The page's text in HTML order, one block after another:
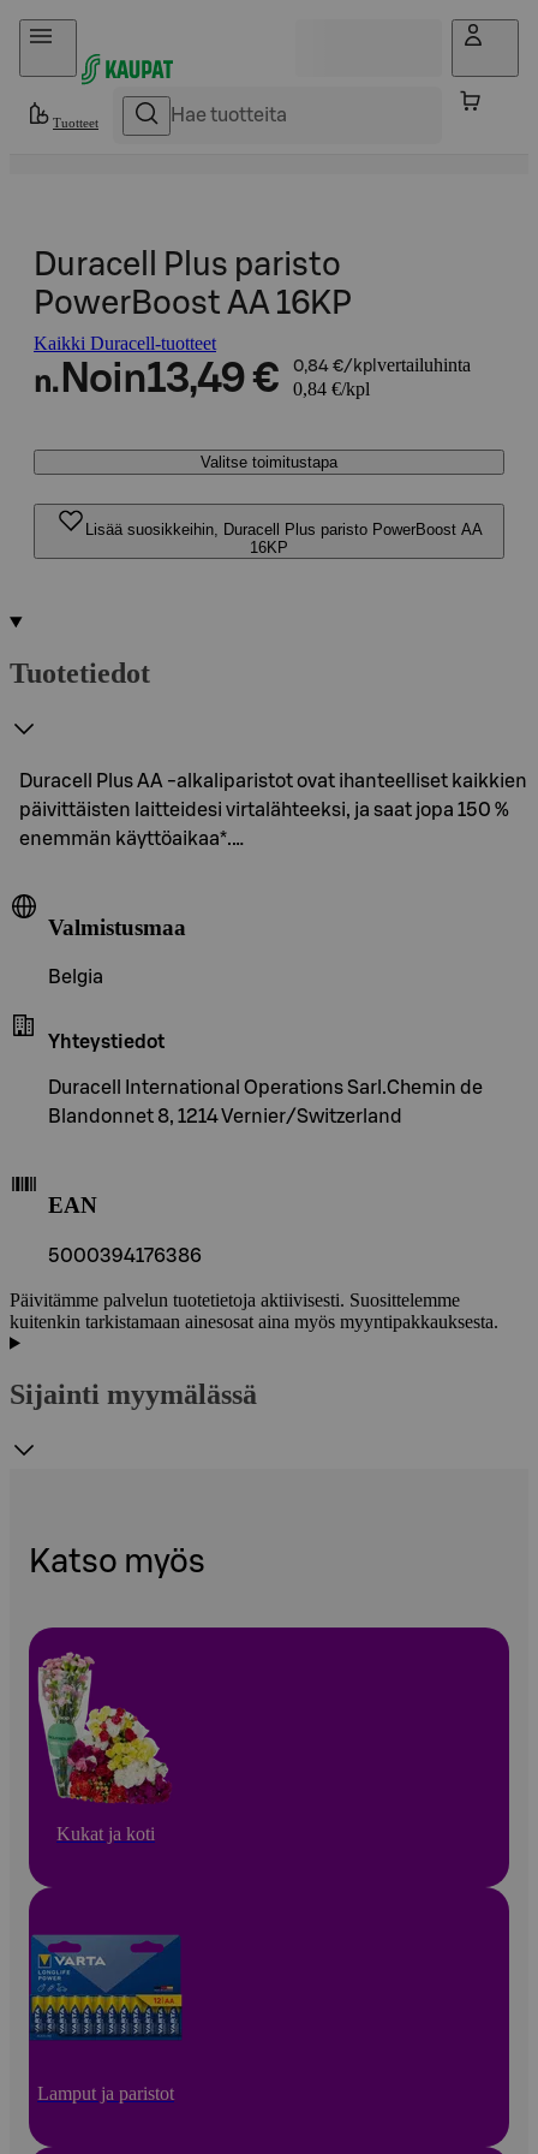
Hyppää sisältöön
Tuotteet
Duracell Plus paristo
PowerBoost AA 16KP
Kaikki Duracell-tuotteet
n. Noin13,49 € 0,84 €/kpl vertailuhinta
0,84 €/kpl
Valitse toimitustapa
Lisää suosikkeihin, Duracell Plus paristo PowerBoost AA
16KP
Tuotetiedot
Duracell Plus AA -alkaliparistot ovat ihanteelliset kaikkien
päivittäisten laitteidesi virtalähteeksi, ja saat jopa 150 %
enemmän käyttöaikaa*.…
Valmistusmaa
Belgia
Yhteystiedot
Duracell International Operations Sarl.Chemin de
Blandonnet 8, 1214 Vernier/Switzerland
EAN
5000394176386
Päivitämme palvelun tuotetietoja aktiivisesti. Suosittelemme
kuitenkin tarkistamaan ainesosat aina myös myyntipakkauksesta.
Sijainti myymälässä
Katso myös
Kukat ja koti
Lamput ja paristot